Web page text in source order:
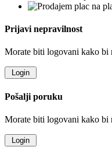
Prijavi nepravilnost
Morate biti logovani kako bi
Pošalji poruku
Morate biti logovani kako bi